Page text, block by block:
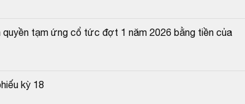
tạm ứng cổ tức đợt 1 năm 2026 bằng tiền của
kỳ 18